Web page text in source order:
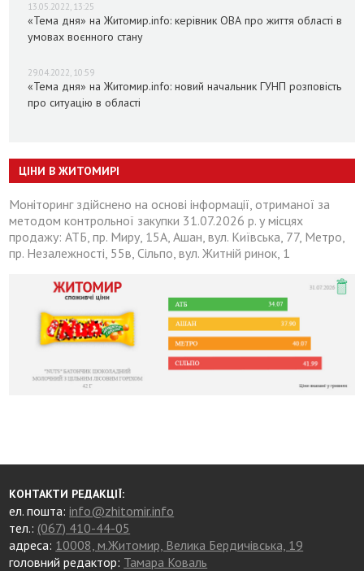
13.05.2022, 13:25
«Тема дня» на Житомир.info: керівник ОВА про життя області в
умовах воєнного стану
29.04.2022, 10:59
«Тема дня» на Житомир.info: новий начальник ГУНП розповість
про ситуацію в області
ЦІНИ В ЖИТОМИРІ
Моніторинг здійснено на основі інформації, отриманої за
методом контрольної закупки 31.07.2026 р. у місцях
продажу: АТБ, пр. Миру, 15А, Ашан, вул. Київська, 77, Метро,
пр. Незалежності, 55в, Сільпо, вул. Житній ринок, 1
КОНТАКТИ РЕДАКЦІЇ:
ел. пошта:info@zhitomir.info
тел.: (067) 410-44-05
адреса: 10008, м.Житомир, Велика Бердичівська, 19
головний редактор: Тамара Коваль